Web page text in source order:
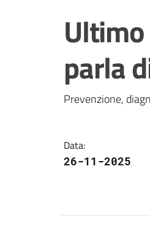
parla
Prevenzione,
Data:
26-11-2025